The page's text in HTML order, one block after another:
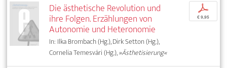
Die ästhetische Revolution und
ihre Folgen. Erzählungen von
Autonomie und Heteronomie
In: Ilka Brombach (Hg.), Dirk Setton (Hg.),
Cornelia Temesvári (Hg.),»Ästhetisierung«
p
€ 9,95